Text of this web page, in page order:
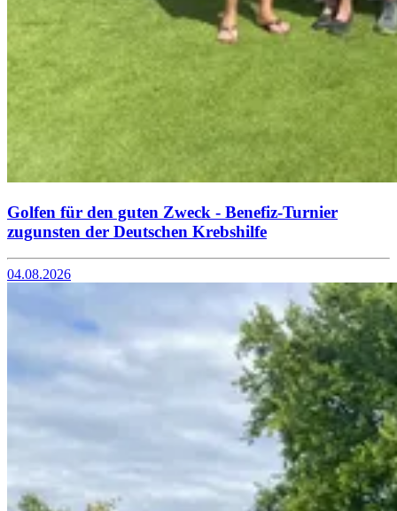
Golfen für den guten Zweck - Benefiz-Turnier
zugunsten der Deutschen Krebshilfe
04.08.2026